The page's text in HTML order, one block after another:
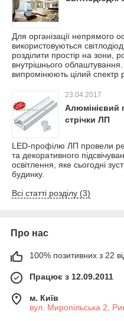
Для організації непрямого
використовуються
розділити простір на зони,
внутрішнього облаштування.
випромінюють цілий спектр
23.04.2017
Алюмінієвий
стрічки ЛП
LED-профілю ЛП провели
та декоративного
освітлення, яке сьогодні
будинку.
Всі статті розділу (3)
Про нас
100% позитивних з 22
Працює з 12.09.2011
м. Київ
вул. Миропільська 2,